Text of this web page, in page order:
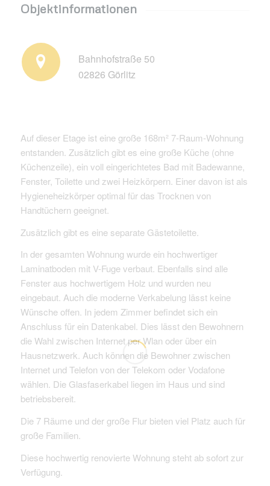
Objektinformationen
Bahnhofstraße 50
02826 Görlitz
Auf dieser Etage ist eine große 168m² 7-Raum-Wohnung
entstanden. Zusätzlich gibt es eine große Küche (ohne
Küchenzeile), ein voll eingerichtetes Bad mit Badewanne,
Fenster, Toilette und zwei Heizkörpern. Einer davon ist als
Hygieneheizkörper optimal für das Trocknen von
Handtüchern geeignet.
Zusätzlich gibt es eine separate Gästetoilette.
In der gesamten Wohnung wurde ein hochwertiger
Laminatboden mit V-Fuge verbaut. Ebenfalls sind alle
Fenster aus hochwertigem Holz und wurden neu
eingebaut. Auch die moderne Verkabelung lässt keine
Wünsche offen. In jedem Zimmer befindet sich ein
Anschluss für ein Datenkabel. Dies lässt den Bewohnern
die Wahl zwischen Internet per Wlan oder über ein
Hausnetzwerk. Auch können die Bewohner zwischen
Internet und Telefon von der Telekom oder Vodafone
wählen. Die Glasfaserkabel liegen im Haus und sind
betriebsbereit.
Die 7 Räume und der große Flur bieten viel Platz auch für
große Familien.
Diese hochwertig renovierte Wohnung steht ab sofort zur
Verfügung.